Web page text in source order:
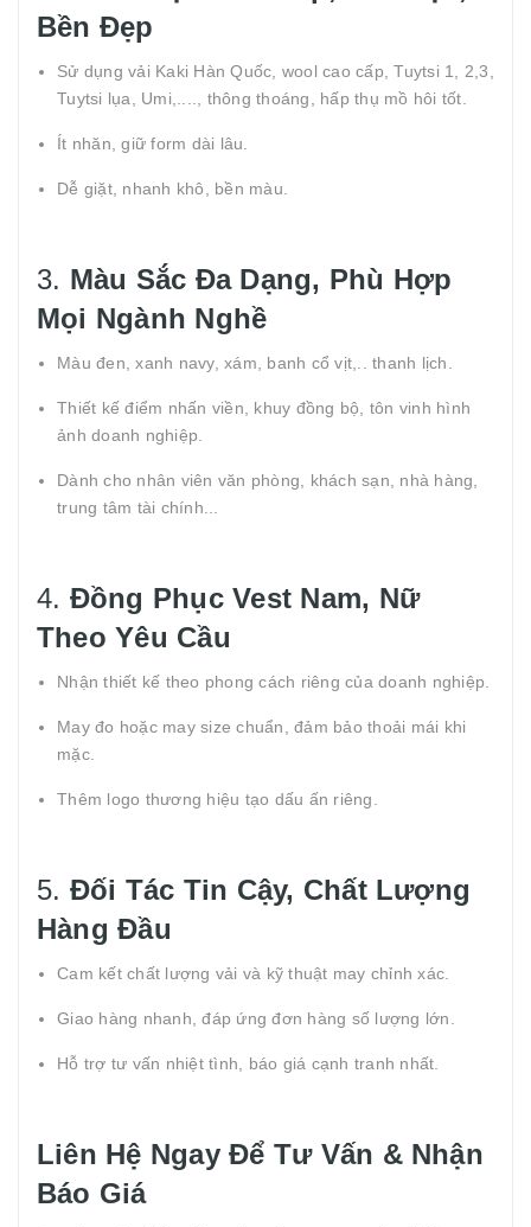
Bền Đẹp
Sử dụng vải Kaki Hàn Quốc, wool cao cấp, Tuytsi 1, 2,3,
Tuytsi lụa, Umi,...., thông thoáng, hấp thụ mồ hôi tốt.
Ít nhăn, giữ form dài lâu.
Dễ giặt, nhanh khô, bền màu.
3. Màu Sắc Đa Dạng, Phù Hợp
Mọi Ngành Nghề
Màu đen, xanh navy, xám, banh cổ vịt,.. thanh lịch.
Thiết kế điểm nhấn viền, khuy đồng bộ, tôn vinh hình
ảnh doanh nghiệp.
Dành cho nhân viên văn phòng, khách sạn, nhà hàng,
trung tâm tài chính...
4. Đồng Phục Vest Nam, Nữ
Theo Yêu Cầu
Nhận thiết kế theo phong cách riêng của doanh nghiệp.
May đo hoặc may size chuẩn, đảm bảo thoải mái khi
mặc.
Thêm logo thương hiệu tạo dấu ấn riêng.
5. Đối Tác Tin Cậy, Chất Lượng
Hàng Đầu
Cam kết chất lượng vải và kỹ thuật may chỉnh xác.
Giao hàng nhanh, đáp ứng đơn hàng số lượng lớn.
Hỗ trợ tư vấn nhiệt tình, báo giá cạnh tranh nhất.
Liên Hệ Ngay Để Tư Vấn & Nhận
Báo Giá